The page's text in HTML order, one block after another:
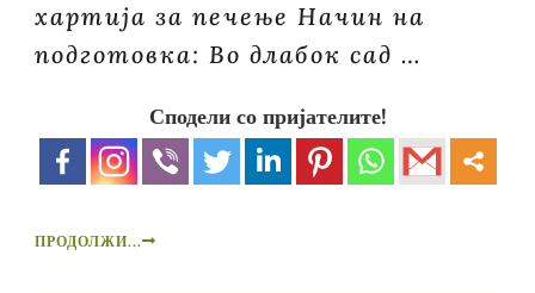
хартија за печење Начин на
подготовка: Во длабок сад …
Сподели со пријателите!
ПРОДОЛЖИ...